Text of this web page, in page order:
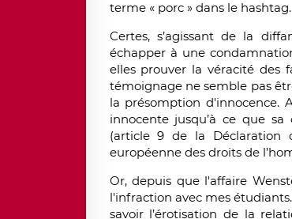
terme « porc » dans le hashtag.
Certes, s’agissant de la
échapper à une
elles prouver la véracité des
témoignage ne semble pas
la présomption d'innocence.
innocente jusqu’à ce que
(article 9 de la Déclaration
européenne des droits de
Or, depuis que l'affaire
l'infraction avec mes
savoir l’érotisation de la